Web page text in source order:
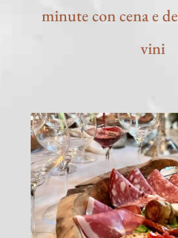
minute con cena e
vini